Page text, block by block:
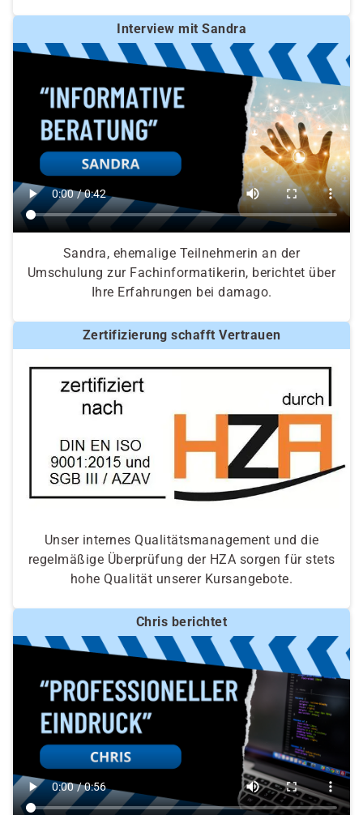
Interview mit Sandra
Sandra, ehemalige Teilnehmerin an der
Umschulung zur Fachinformatikerin, berichtet über
Ihre Erfahrungen bei damago.
Zertifizierung schafft Vertrauen
Unser internes Qualitätsmanagement und die
regelmäßige Überprüfung der HZA sorgen für stets
hohe Qualität unserer Kursangebote.
Chris berichtet